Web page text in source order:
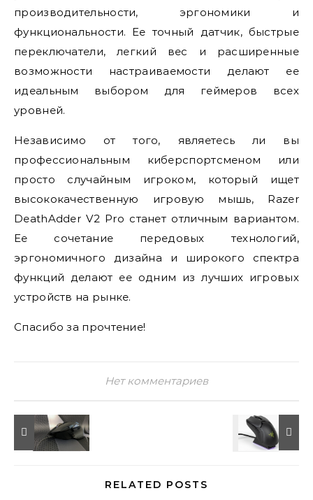
производительности, эргономики и
функциональности. Ее точный датчик, быстрые
переключатели, легкий вес и расширенные
возможности настраиваемости делают ее
идеальным выбором для геймеров всех
уровней.
Независимо от того, являетесь ли вы
профессиональным киберспортсменом или
просто случайным игроком, который ищет
высококачественную игровую мышь, Razer
DeathAdder V2 Pro станет отличным вариантом.
Ее сочетание передовых технологий,
эргономичного дизайна и широкого спектра
функций делают ее одним из лучших игровых
устройств на рынке.
Спасибо за прочтение!
Нет комментариев
RELATED POSTS